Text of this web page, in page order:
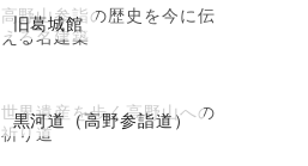
旧葛城館
高野山参詣の歴史を今に伝
える名建築
黒河道（高野参詣道）
世界遺産を歩く高野山への
祈り道